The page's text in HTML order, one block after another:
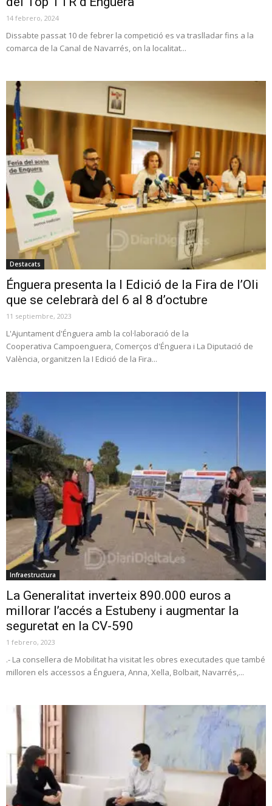
14 febrero, 2024
Dissabte passat 10 de febrer la competició es va traslladar fins a la
comarca de la Canal de Navarrés, on la localitat...
Destacats
Énguera presenta la I Edició de la Fira de l’Oli
que se celebrarà del 6 al 8 d’octubre
11 septiembre, 2023
L'Ajuntament d'Énguera amb la col·laboració de la
Cooperativa Campoenguera, Comerços d'Énguera i La Diputació de
València, organitzen la I Edició de la Fira...
Infraestructura
La Generalitat inverteix 890.000 euros a
millorar l’accés a Estubeny i augmentar la
seguretat en la CV-590
1 febrero, 2023
.- La consellera de Mobilitat ha visitat les obres executades que també
milloren els accessos a Énguera, Anna, Xella, Bolbait, Navarrés,...